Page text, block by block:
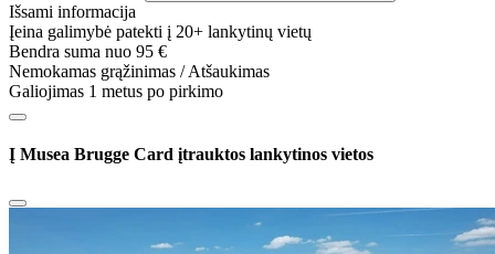
Išsami informacija
Įeina galimybė patekti į 20+ lankytinų vietų
Bendra suma nuo 95 €
Nemokamas grąžinimas / Atšaukimas
Galiojimas 1 metus po pirkimo
Į Musea Brugge Card įtrauktos lankytinos vietos